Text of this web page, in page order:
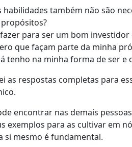
habilidades também não são
para ser um bom
que façam parte da minha
tenho na minha forma de ser e
as respostas completas para
encontrar nas demais
exemplos para as cultivar em
si mesmo é fundamental.